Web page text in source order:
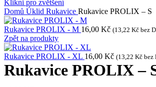
Klikni pro zvětšení
Domů Úklid Rukavice Rukavice PROLIX – S
Rukavice PROLIX - M 16,00 Kč (13,22 Kč bez
Zpět na produkty
Rukavice PROLIX - XL 16,00 Kč (13,22 Kč bez
Rukavice PROLIX –